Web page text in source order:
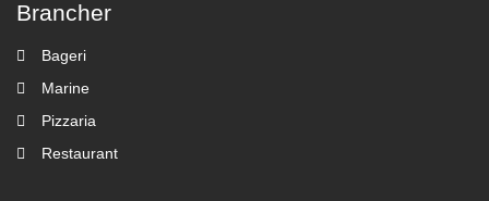
Brancher
Bageri
Marine
Pizzaria
Restaurant